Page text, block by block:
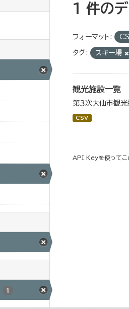
1
1 件のデ
フォーマット:
タグ: スキー場
観光施設一覧
第３次大仙市観光
CSV
API Keyを使ってこ